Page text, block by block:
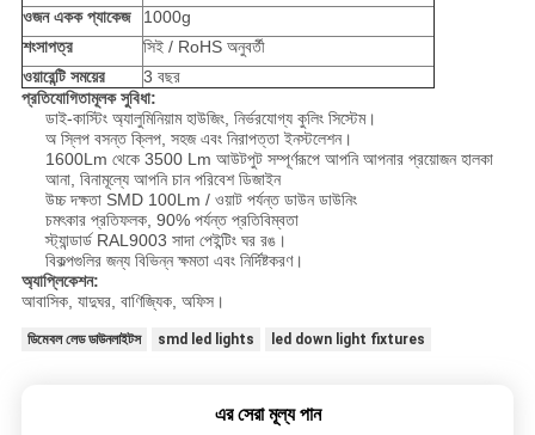
ওজন একক প্যাকেজ
1000g
শংসাপত্র
সিই / RoHS অনুবর্তী
ওয়ারেন্টি সময়ের
3 বছর
প্রতিযোগিতামূলক সুবিধা:
ডাই-কাস্টিং অ্যালুমিনিয়াম হাউজিং, নির্ভরযোগ্য কুলিং সিস্টেম।
অ স্লিপ বসন্ত ক্লিপ, সহজ এবং নিরাপত্তা ইনস্টলেশন।
1600Lm থেকে 3500 Lm আউটপুট সম্পূর্ণরূপে আপনি আপনার প্রয়োজন হালকা
আনা, বিনামূল্যে আপনি চান পরিবেশ ডিজাইন
উচ্চ দক্ষতা SMD 100Lm / ওয়াট পর্যন্ত ডাউন ডাউনিং
চমৎকার প্রতিফলক, 90% পর্যন্ত প্রতিবিম্বতা
স্ট্যান্ডার্ড RAL9003 সাদা পেইন্টিং ঘর রঙ।
বিকল্পগুলির জন্য বিভিন্ন ক্ষমতা এবং নির্দিষ্টকরণ।
অ্যাপ্লিকেশন:
আবাসিক, যাদুঘর, বাণিজ্যিক, অফিস।
ডিমেবল লেড ডাউনলাইটস smd led lights led down light fixtures
এর সেরা মূল্য পান